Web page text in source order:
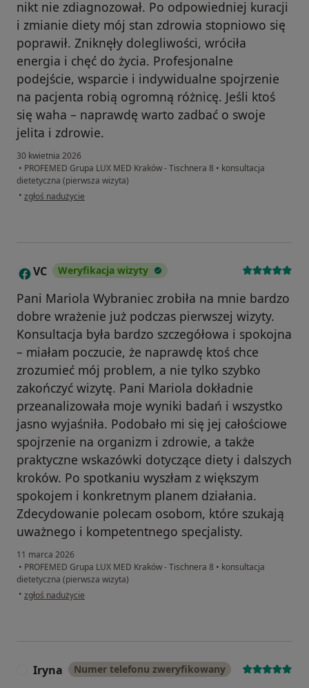
nikt nie zdiagnozował. Po odpowiedniej kuracji
i zmianie diety mój stan zdrowia stopniowo się
poprawił. Zniknęły dolegliwości, wróciła
energia i chęć do życia. Profesjonalne
podejście, wsparcie i indywidualne spojrzenie
na pacjenta robią ogromną różnicę. Jeśli ktoś
się waha – naprawdę warto zadbać o swoje
jelita i zdrowie.
30 kwietnia 2026
• PROFEMED Grupa LUX MED Kraków - Tischnera 8 • konsultacja
dietetyczna (pierwsza wizyta)
• w opinii użytkownika Marta
zgłoś nadużycie
V VC Weryfikacja wizyty
Pani Mariola Wybraniec zrobiła na mnie bardzo
dobre wrażenie już podczas pierwszej wizyty.
Konsultacja była bardzo szczegółowa i spokojna
– miałam poczucie, że naprawdę ktoś chce
zrozumieć mój problem, a nie tylko szybko
zakończyć wizytę. Pani Mariola dokładnie
przeanalizowała moje wyniki badań i wszystko
jasno wyjaśniła. Podobało mi się jej całościowe
spojrzenie na organizm i zdrowie, a także
praktyczne wskazówki dotyczące diety i dalszych
kroków. Po spotkaniu wyszłam z większym
spokojem i konkretnym planem działania.
Zdecydowanie polecam osobom, które szukają
uważnego i kompetentnego specjalisty.
11 marca 2026
• PROFEMED Grupa LUX MED Kraków - Tischnera 8 • konsultacja
dietetyczna (pierwsza wizyta)
• w opinii użytkownika VC
zgłoś nadużycie
Iryna Numer telefonu zweryfikowany